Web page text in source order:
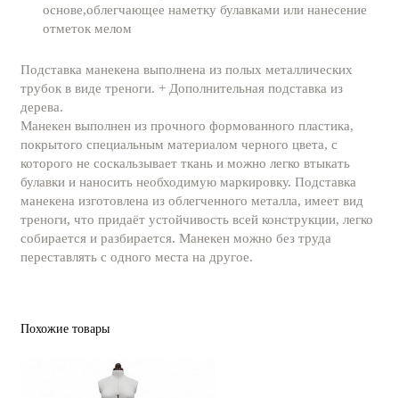
основе,облегчающее наметку булавками или нанесение
отметок мелом
Подставка манекена выполнена из полых металлических
трубок в виде треноги. + Дополнительная подставка из
дерева.
Манекен выполнен из прочного формованного пластика,
покрытого специальным материалом черного цвета, с
которого не соскальзывает ткань и можно легко втыкать
булавки и наносить необходимую маркировку. Подставка
манекена изготовлена из облегченного металла, имеет вид
треноги, что придаёт устойчивость всей конструкции, легко
собирается и разбирается. Манекен можно без труда
переставлять с одного места на другое.
Похожие товары